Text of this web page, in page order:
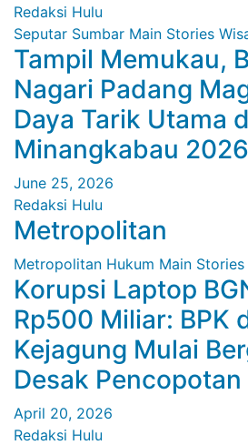
Redaksi Hulu
Seputar Sumbar Main Stories
Tampil Memukau,
Nagari Padang
Daya Tarik Utama
Minangkabau 2026
June 25, 2026
Redaksi Hulu
Metropolitan
Metropolitan Hukum Main Stories
Korupsi Laptop
Rp500 Miliar: BPK
Kejagung Mulai
Desak Pencopotan
April 20, 2026
Redaksi Hulu